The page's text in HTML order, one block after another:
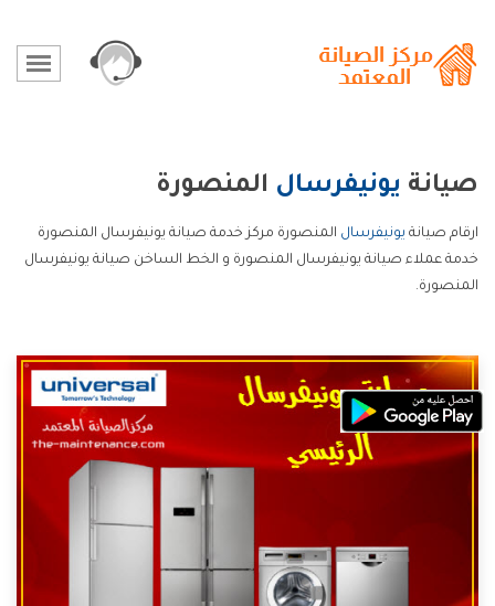
صيانة يونيفرسال المنصورة
ارقام صيانة يونيفرسال المنصورة مركز خدمة صيانة يونيفرسال المنصورة
خدمة عملاء صيانة يونيفرسال المنصورة و الخط الساخن صيانة يونيفرسال
المنصورة.